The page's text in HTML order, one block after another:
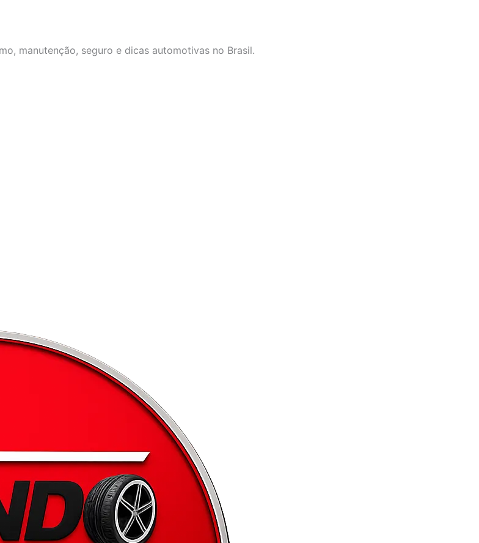
manutenção, seguro e dicas automotivas no Brasil.